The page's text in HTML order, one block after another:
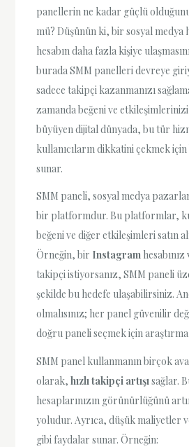
panellerin ne kadar güçlü
mü? Düşünün ki, bir sosyal medya
hesabın daha fazla kişiye
burada SMM panelleri devreye
sadece takipçi kazanmanızı
zamanda beğeni ve
büyüyen dijital dünyada, bu tür
kullanıcıların dikkatini çekmek
sunar.
SMM paneli, sosyal medya
bir platformdur. Bu platformlar,
beğeni ve diğer etkileşimleri satın
Örneğin, bir Instagram
takipçi istiyorsanız, SMM paneli
şekilde bu hedefe ulaşabilirsiniz.
olmalısınız; her panel güvenilir
doğru paneli seçmek için araştırma
SMM panel kullanmanın birçok
olarak,hızlı takipçi artışı sağlar.
hesaplarınızın görünürlüğünü
yoludur. Ayrıca, düşük maliyetler
gibi faydalar sunar. Örneğin: